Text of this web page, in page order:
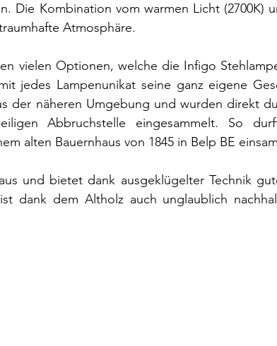
Die Kombination vom warmen Licht (2700K)
Atmosphäre.
vielen Optionen, welche die Infigo
jedes Lampenunikat seine ganz eigene
der näheren Umgebung und wurden direkt
Abbruchstelle eingesammelt. So
alten Bauernhaus von 1845 in Belp BE
und bietet dank ausgeklügelter Technik
dank dem Altholz auch unglaublich